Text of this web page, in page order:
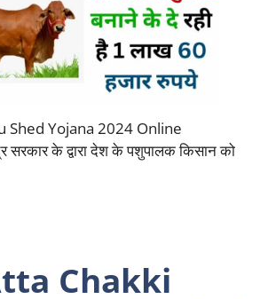
Shed Yojana 2024 Online
के द्वारा देश के पशुपालक किसान को
Chakki